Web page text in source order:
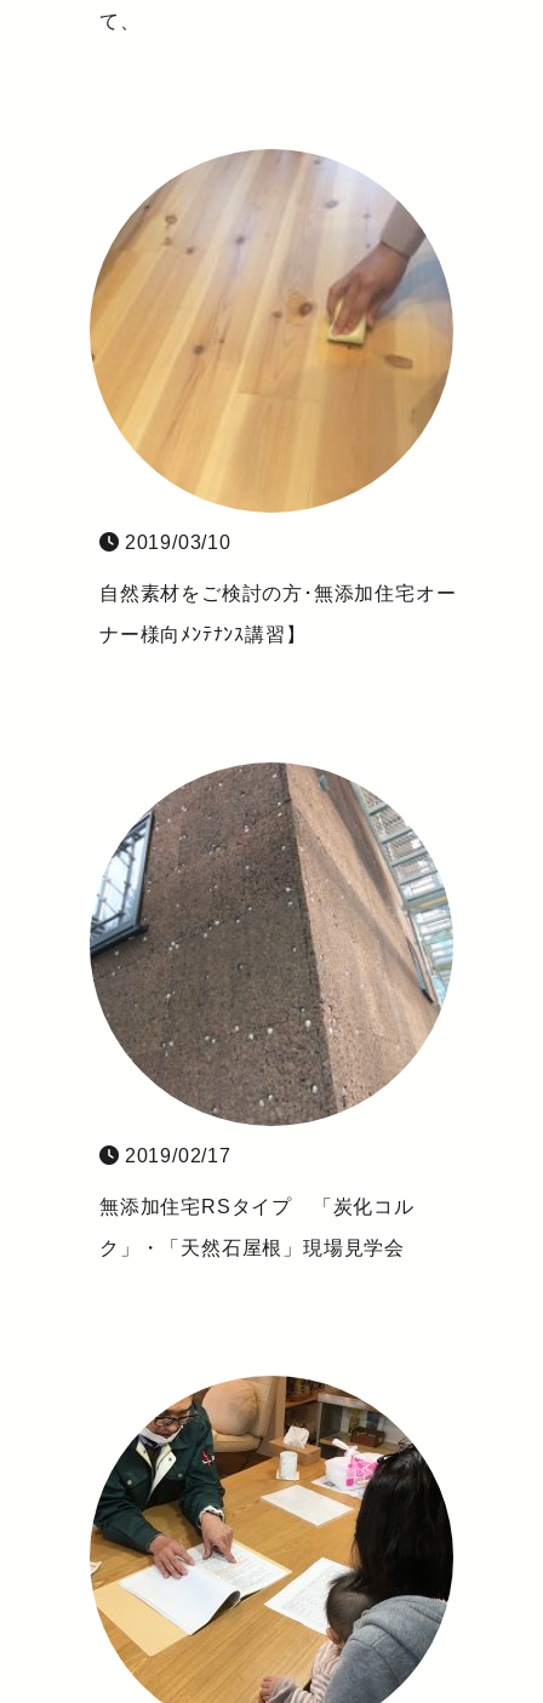
て、
2019/03/10
自然素材をご検討の方･無添加住宅オー
ナー様向ﾒﾝﾃﾅﾝｽ講習】
2019/02/17
無添加住宅RSタイプ 「炭化コル
ク」・「天然石屋根」現場見学会